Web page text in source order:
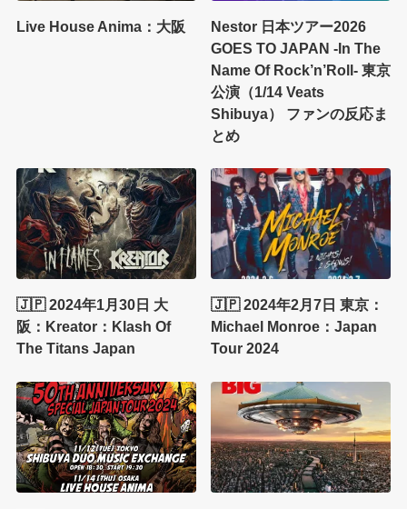
Live House Anima：大阪
Nestor 日本ツアー2026
GOES TO JAPAN -In The
Name Of Rock’n’Roll- 東京
公演（1/14 Veats
Shibuya） ファンの反応ま
とめ
🇯🇵 2024年1月30日 大
阪：Kreator：Klash Of
The Titans Japan
🇯🇵 2024年2月7日 東京：
Michael Monroe：Japan
Tour 2024